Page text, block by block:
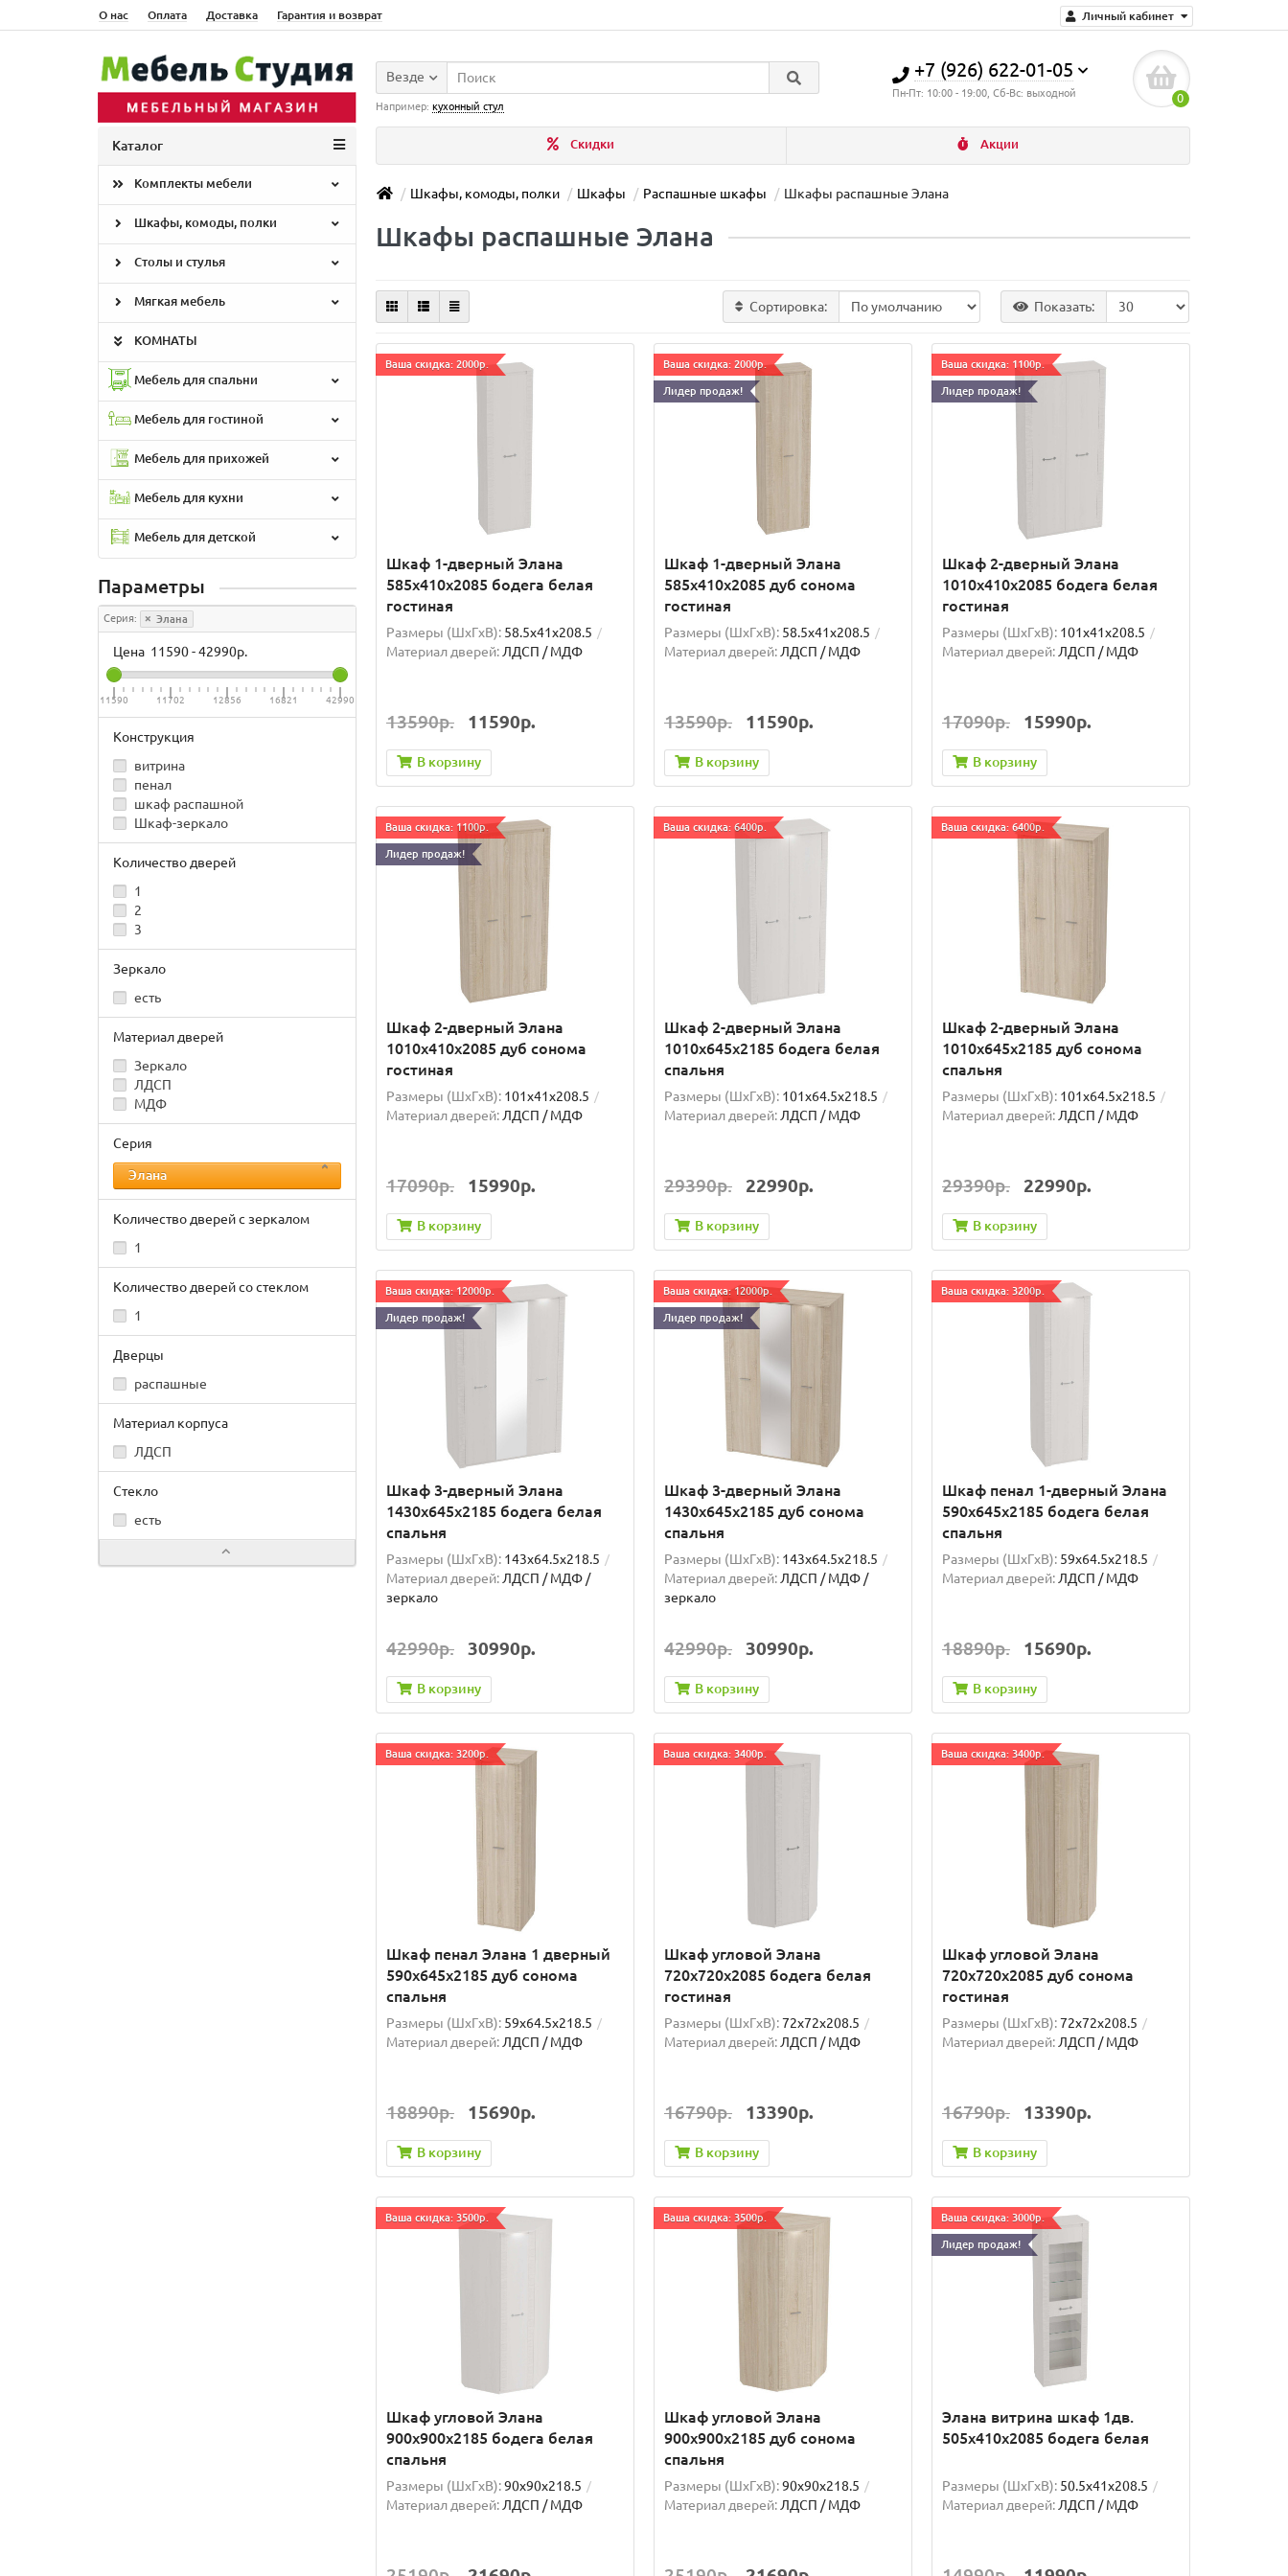
Личный кабинет
О нас Оплата Доставка Гарантия и возврат
+7 (926) 622-01-05
Пн-Пт: 10:00 - 19:00, Сб-Вс: выходной 0
Везде
Например: кухонный стул
Скидки Акции
Каталог
Комплекты мебели
Шкафы, комоды, полки
Столы и стулья
Мягкая мебель
КОМНАТЫ
Мебель для спальни
Мебель для гостиной
Мебель для прихожей
Мебель для кухни
Мебель для детской
Шкафы, комоды, полки Шкафы Распашные шкафы Шкафы распашные Элана
Параметры
Серия: Элана
Цена 11590-42990р.
11590 11702 12856 16821 42990
Конструкция
витрина
пенал
шкаф распашной
Шкаф-зеркало
Количество дверей
1
2
3
Зеркало
есть
Материал дверей
Зеркало
ЛДСП
МДФ
Серия
Элана
Количество дверей с зеркалом
1
Количество дверей со стеклом
1
Дверцы
распашные
Материал корпуса
ЛДСП
Стекло
есть
Шкафы распашные Элана
Сортировка: Показать:
Ваша скидка: 2000р.
Шкаф 1-дверный Элана
585х410х2085 бодега белая
гостиная
Размеры (ШxГxВ): 58.5x41x208.5
Материал дверей:ЛДСП / МДФ
13590р. 11590р.
В корзину
Ваша скидка: 2000р.
Лидер продаж!
Шкаф 1-дверный Элана
585х410х2085 дуб сонома
гостиная
Размеры (ШxГxВ): 58.5x41x208.5
Материал дверей:ЛДСП / МДФ
13590р. 11590р.
В корзину
Ваша скидка: 1100р.
Лидер продаж!
Шкаф 2-дверный Элана
1010x410x2085 бодега белая
гостиная
Размеры (ШxГxВ): 101x41x208.5
Материал дверей:ЛДСП / МДФ
17090р. 15990р.
В корзину
Ваша скидка: 1100р.
Лидер продаж!
Шкаф 2-дверный Элана
1010x410x2085 дуб сонома
гостиная
Размеры (ШxГxВ): 101x41x208.5
Материал дверей: ЛДСП / МДФ
17090р. 15990р.
В корзину
Ваша скидка: 6400р.
Шкаф 2-дверный Элана
1010х645х2185 бодега белая
спальня
Размеры (ШxГxВ): 101x64.5x218.5
Материал дверей: ЛДСП / МДФ
29390р. 22990р.
В корзину
Ваша скидка: 6400р.
Шкаф 2-дверный Элана
1010х645х2185 дуб сонома
спальня
Размеры (ШxГxВ): 101x64.5x218.5
Материал дверей: ЛДСП / МДФ
29390р. 22990р.
В корзину
Ваша скидка: 12000р.
Лидер продаж!
Шкаф 3-дверный Элана
1430х645х2185 бодега белая
спальня
Размеры (ШxГxВ): 143x64.5x218.5
Материал дверей: ЛДСП / МДФ /
зеркало
42990р. 30990р.
В корзину
Ваша скидка: 12000р.
Лидер продаж!
Шкаф 3-дверный Элана
1430х645х2185 дуб сонома
спальня
Размеры (ШxГxВ): 143x64.5x218.5
Материал дверей: ЛДСП / МДФ /
зеркало
42990р. 30990р.
В корзину
Ваша скидка: 3200р.
Шкаф пенал 1-дверный Элана
590х645х2185 бодега белая
спальня
Размеры (ШxГxВ): 59x64.5x218.5
Материал дверей: ЛДСП / МДФ
18890р. 15690р.
В корзину
Ваша скидка: 3200р.
Шкаф пенал Элана 1 дверный
590х645х2185 дуб сонома
спальня
Размеры (ШxГxВ): 59x64.5x218.5
Материал дверей: ЛДСП / МДФ
18890р. 15690р.
В корзину
Ваша скидка: 3400р.
Шкаф угловой Элана
720х720х2085 бодега белая
гостиная
Размеры (ШxГxВ):72x72x208.5
Материал дверей: ЛДСП / МДФ
16790р. 13390р.
В корзину
Ваша скидка: 3400р.
Шкаф угловой Элана
720х720х2085 дуб сонома
гостиная
Размеры (ШxГxВ):72x72x208.5
Материал дверей: ЛДСП / МДФ
16790р. 13390р.
В корзину
Ваша скидка: 3500р.
Шкаф угловой Элана
900x900x2185 бодега белая
спальня
Размеры (ШxГxВ):90x90x218.5
Материал дверей: ЛДСП / МДФ
Ваша скидка: 3500р.
Шкаф угловой Элана
900x900x2185 дуб сонома
спальня
Размеры (ШxГxВ):90x90x218.5
Материал дверей: ЛДСП / МДФ
Ваша скидка: 3000р.
Лидер продаж!
Элана витрина шкаф 1дв.
505x410x2085 бодега белая
Размеры (ШxГxВ): 50.5x41x208.5
Материал дверей: ЛДСП / МДФ